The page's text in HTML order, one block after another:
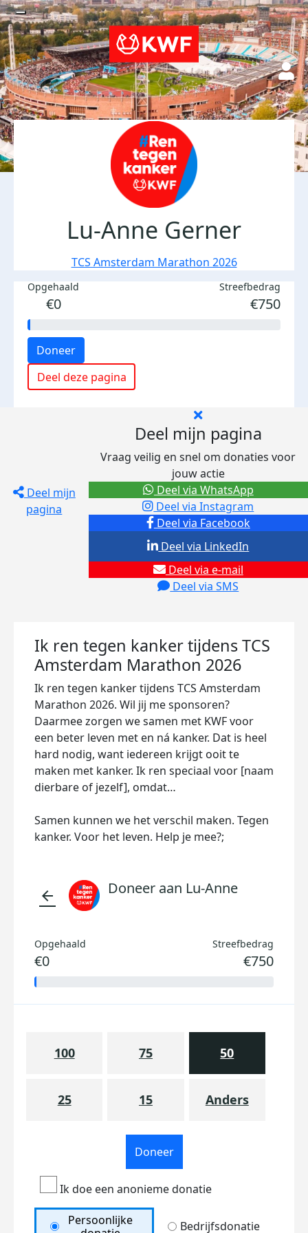
Lu-Anne Gerner
TCS Amsterdam Marathon 2026
Opgehaald
€0
Streefbedrag
€750
Doneer
Deel deze pagina
Deel mijn
pagina
Deel mijn pagina
Vraag veilig en snel om donaties voor
jouw actie
Deel via Facebook
Deel via Instagram
Deel via e-mail
Deel via SMS
Deel via LinkedIn
Deel via WhatsApp
Ik ren tegen kanker tijdens TCS
Amsterdam Marathon 2026
Ik ren tegen kanker tijdens TCS Amsterdam
Marathon 2026. Wil jij me sponsoren?
Daarmee zorgen we samen met KWF voor
een beter leven met en ná kanker. Dat is heel
hard nodig, want iedereen krijgt ooit te
maken met kanker. Ik ren speciaal voor [naam
dierbare of jezelf], omdat…
Samen kunnen we het verschil maken. Tegen
kanker. Voor het leven. Help je mee?;
arrow_back Doneer aan Lu-Anne
Opgehaald
€0
Streefbedrag
€750
100 75 50
25 15 Anders
Doneer
Ik doe een anonieme donatie
Persoonlijke
Bedrijfsdonatie